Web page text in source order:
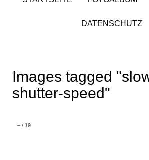
DATENSCHUTZ
Images tagged
shutter-speed"
– / 19